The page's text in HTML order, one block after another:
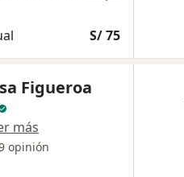
S/ 75
Figueroa
más
opinión